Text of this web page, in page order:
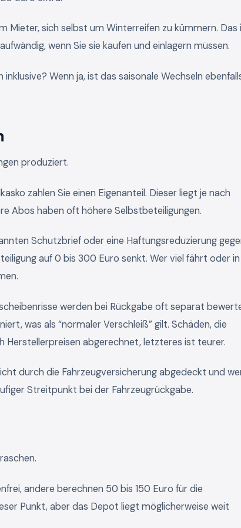
Mieter, sich selbst um Winterreifen zu kümmern. Das
wenn Sie sie kaufen und einlagern müssen.
Wenn ja, ist das saisonale Wechseln
produziert.
zahlen Sie einen Eigenanteil. Dieser liegt je nach
Abos haben oft höhere Selbstbeteiligungen.
Schutzbrief oder eine Haftungsreduzierung
auf 0 bis 300 Euro senkt. Wer viel fährt oder in
werden bei Rückgabe oft separat
was als “normaler Verschleiß” gilt. Schäden, die
Herstellerpreisen abgerechnet, letzteres ist teurer.
durch die Fahrzeugversicherung abgedeckt und
Streitpunkt bei der Fahrzeugrückgabe.
andere berechnen 50 bis 150 Euro für die
Punkt, aber das Depot liegt möglicherweise weit